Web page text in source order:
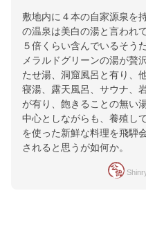
敷地内に４本の自家源泉を
の温泉は美白の湯と言われ
５倍くらい含んでいるそう
メラルドグリーンの湯が贅
たせ湯、洞窟風呂と有り、
寝湯、露天風呂、サウナ、
が有り、飽きることの無い
中心としながらも、養殖し
を使った新鮮な料理を飛騨
されると思うが如何か。